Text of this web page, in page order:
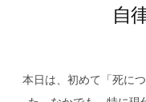
自
本日は、初めて「死に